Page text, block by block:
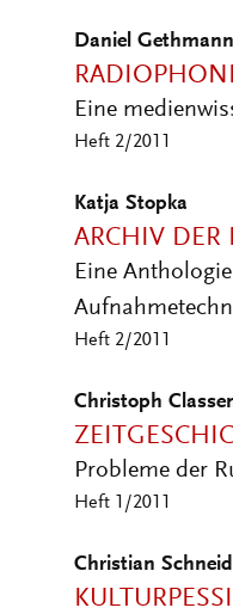
Daniel Gethmann
Eine
Heft 2/2011
Katja Stopka
ARCHIV DER
Eine
Heft 2/2011
Christoph
Probleme der
Heft 1/2011
Christian